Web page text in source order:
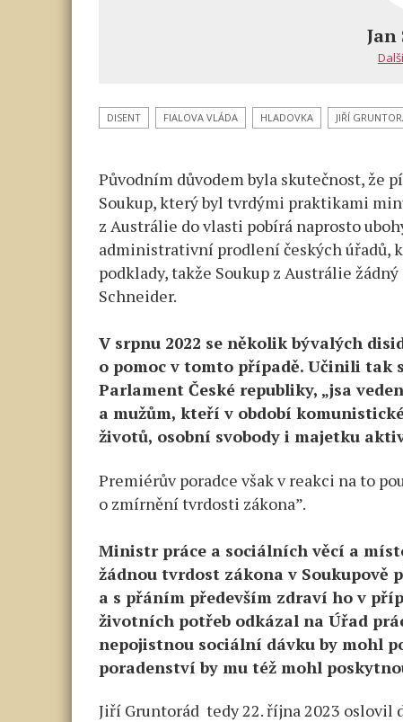
s
do
DISENT FIALOVA VLÁDA HLADOVKA JIŘÍ
Původním důvodem byla skutečnost, že
Soukup, který byl tvrdými praktikami
z Austrálie do vlasti pobírá naprosto
administrativní prodlení českých úřadů,
podklady, takže Soukup z Austrálie
Schneider.
V srpnu 2022 se několik bývalých
o pomoc v tomto případě. Učinili tak
Parlament České republiky, „jsa
a mužům, kteří v období
životů, osobní svobody i majetku
Premiérův poradce však v reakci na to
o zmírnění tvrdosti zákona”.
Ministr práce a sociálních věcí a
žádnou tvrdost zákona v Soukupově
a s přáním především zdraví ho v
životních potřeb odkázal na Úřad
nepojistnou sociální dávku by mohl
poradenství by mu též mohl
Jiří Gruntorád tedy 22. října 2023